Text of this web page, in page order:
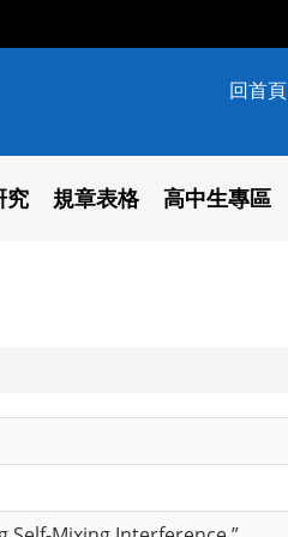
回首頁
究 規章表格 高中生專區